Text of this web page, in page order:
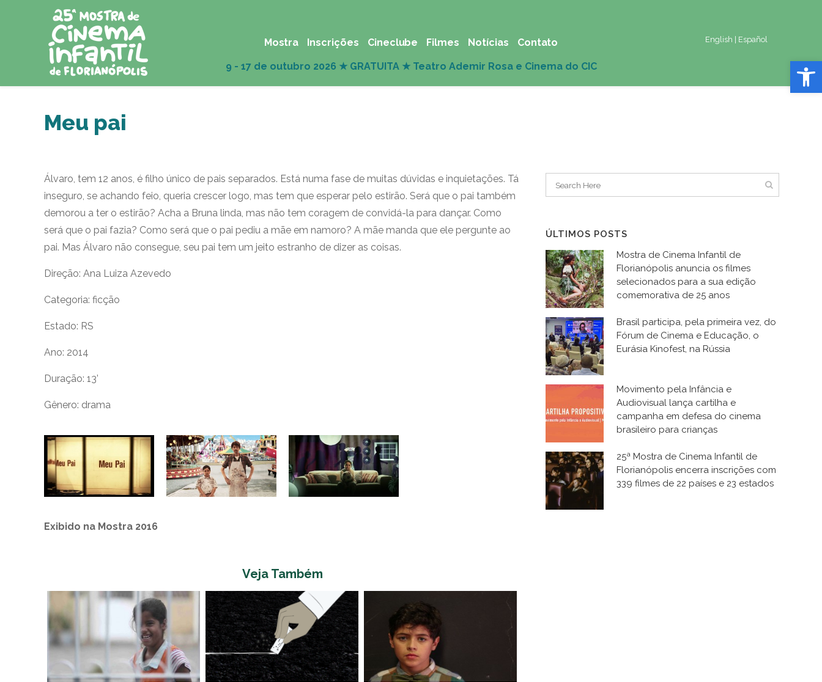
Abrir
English Español
Mostra Inscrições Cineclube Filmes Notícias Contato
Meu pai
Álvaro, tem 12 anos, é filho único de pais separados. Está numa fase de muitas dúvidas e inquietações. Tá
inseguro, se achando feio, queria crescer logo, mas tem que esperar pelo estirão. Será que o pai também
demorou a ter o estirão? Acha a Bruna linda, mas não tem coragem de convidá-la para dançar. Como
será que o pai fazia? Como será que o pai pediu a mãe em namoro? A mãe manda que ele pergunte ao
pai. Mas Álvaro não consegue, seu pai tem um jeito estranho de dizer as coisas.
Direção: Ana Luiza Azevedo
Categoria: ficção
Estado: RS
Ano: 2014
Duração: 13’
Gênero: drama
Exibido na Mostra 2016
Veja Também
ÚLTIMOS POSTS
Mostra de Cinema Infantil de
Florianópolis anuncia os filmes
selecionados para a sua edição
comemorativa de 25 anos
Brasil participa, pela primeira vez, do
Fórum de Cinema e Educação, o
Eurásia Kinofest, na Rússia
Movimento pela Infância e
Audiovisual lança cartilha e
campanha em defesa do cinema
brasileiro para crianças
25ª Mostra de Cinema Infantil de
Florianópolis encerra inscrições com
339 filmes de 22 países e 23 estados